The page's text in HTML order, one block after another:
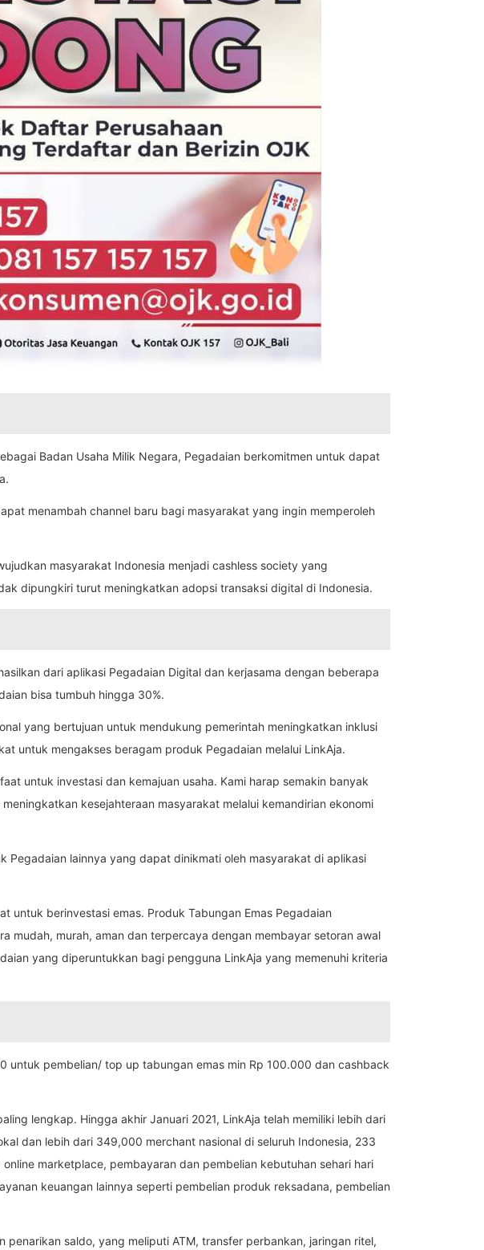
Badan Usaha Milik Negara, Pegadaian berkomitmen untuk dapat
menambah channel baru bagi masyarakat yang ingin memperoleh
masyarakat Indonesia menjadi cashless society yang
dipungkiri turut meningkatkan adopsi transaksi digital di Indonesia.
dari aplikasi Pegadaian Digital dan kerjasama dengan beberapa
bisa tumbuh hingga 30%.
yang bertujuan untuk mendukung pemerintah meningkatkan inklusi
untuk mengakses beragam produk Pegadaian melalui LinkAja.
untuk investasi dan kemajuan usaha. Kami harap semakin banyak
kesejahteraan masyarakat melalui kemandirian ekonomi
lainnya yang dapat dinikmati oleh masyarakat di aplikasi
untuk berinvestasi emas. Produk Tabungan Emas Pegadaian
mudah, murah, aman dan terpercaya dengan membayar setoran awal
yang diperuntukkan bagi pengguna LinkAja yang memenuhi kriteria
untuk pembelian/ top up tabungan emas min Rp 100.000 dan cashback
lengkap. Hingga akhir Januari 2021, LinkAja telah memiliki lebih dari
dan lebih dari 349,000 merchant nasional di seluruh Indonesia, 233
marketplace, pembayaran dan pembelian kebutuhan sehari hari
keuangan lainnya seperti pembelian produk reksadana, pembelian
saldo, yang meliputi ATM, transfer perbankan, jaringan ritel,